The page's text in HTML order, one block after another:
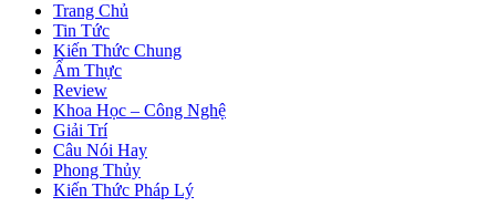
Trang Chủ
Tin Tức
Kiến Thức Chung
Ẩm Thực
Review
Khoa Học – Công Nghệ
Giải Trí
Câu Nói Hay
Phong Thủy
Kiến Thức Pháp Lý